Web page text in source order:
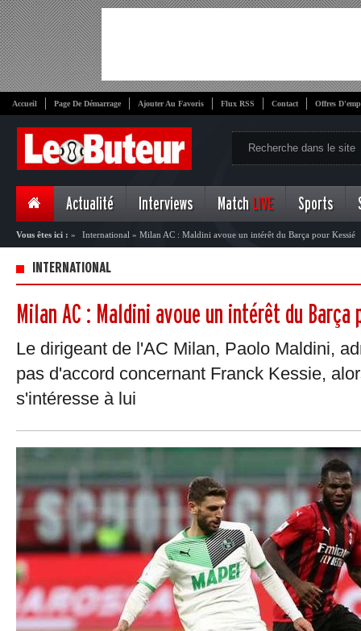
Accueil Page De Démarrage Ajouter Au Favoris Flux RSS Contact Offres
Actualité Interviews Match LIVE Sports
Vous êtes ici : » International » Milan AC : Maldini avoue un intérêt du Barça pour Kessié
INTERNATIONAL
Milan AC : Maldini avoue un intérêt du Barça
Le dirigeant de l'AC Milan, Paolo Maldini,
pas d'accord concernant Franck Kessie,
s'intéresse à lui